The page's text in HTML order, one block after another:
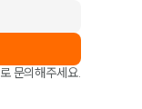
로 문의해주세요.